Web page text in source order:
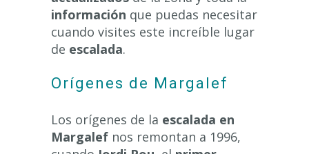
información que puedas necesitar
cuando visites este increíble lugar
de escalada.
Orígenes de Margalef
Los orígenes de la escalada en
Margalef nos remontan a 1996,